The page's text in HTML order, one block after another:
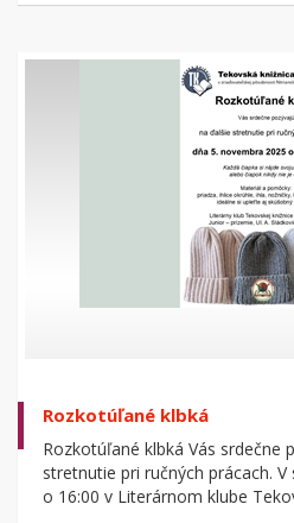
Rozkotúľané klbká
Rozkotúľané klbká Vás srdečne
stretnutie pri ručných prácach.
o 16:00 v Literárnom klube